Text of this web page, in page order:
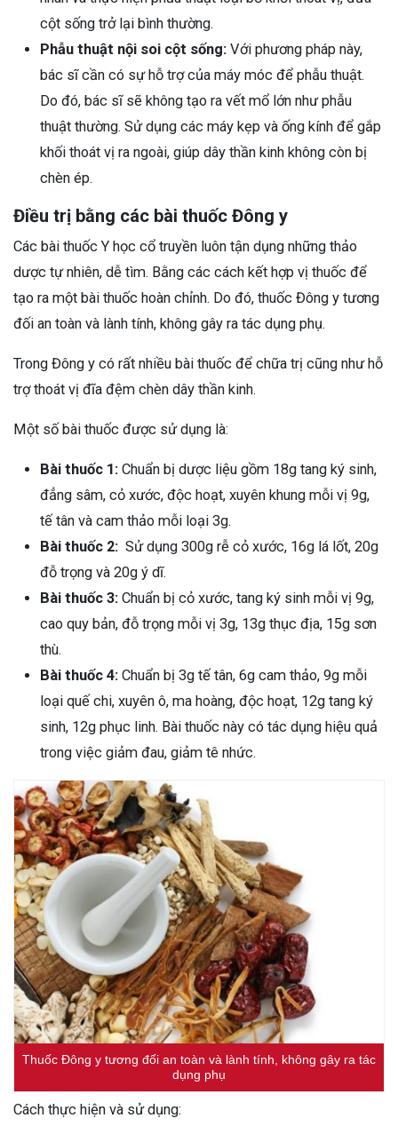
cột sống trở lại bình thường.
Phẫu thuật nội soi cột sống: Với phương pháp này,
bác sĩ cần có sự hỗ trợ của máy móc để phẫu thuật.
Do đó, bác sĩ sẽ không tạo ra vết mổ lớn như phẫu
thuật thường. Sử dụng các máy kẹp và ống kính để gắp
khối thoát vị ra ngoài, giúp dây thần kinh không còn bị
chèn ép.
Điều trị bằng các bài thuốc Đông y
Các bài thuốc Y học cổ truyền luôn tận dụng những thảo
dược tự nhiên, dễ tìm. Bằng các cách kết hợp vị thuốc để
tạo ra một bài thuốc hoàn chỉnh. Do đó, thuốc Đông y tương
đối an toàn và lành tính, không gây ra tác dụng phụ.
Trong Đông y có rất nhiều bài thuốc để chữa trị cũng như hỗ
trợ thoát vị đĩa đệm chèn dây thần kinh.
Một số bài thuốc được sử dụng là:
Bài thuốc 1: Chuẩn bị dược liệu gồm 18g tang ký sinh,
đẳng sâm, cỏ xước, độc hoạt, xuyên khung mỗi vị 9g,
tế tân và cam thảo mỗi loại 3g.
Bài thuốc 2: Sử dụng 300g rễ cỏ xước, 16g lá lốt, 20g
đỗ trọng và 20g ý dĩ.
Bài thuốc 3: Chuẩn bị cỏ xước, tang ký sinh mỗi vị 9g,
cao quy bản, đỗ trọng mỗi vị 3g, 13g thục địa, 15g sơn
thù.
Bài thuốc 4: Chuẩn bị 3g tế tân, 6g cam thảo, 9g mỗi
loại quế chi, xuyên ô, ma hoàng, độc hoạt, 12g tang ký
sinh, 12g phục linh. Bài thuốc này có tác dụng hiệu quả
trong việc giảm đau, giảm tê nhức.
Thuốc Đông y tương đối an toàn và lành tính, không gây ra tác
dụng phụ
Cách thực hiện và sử dụng: